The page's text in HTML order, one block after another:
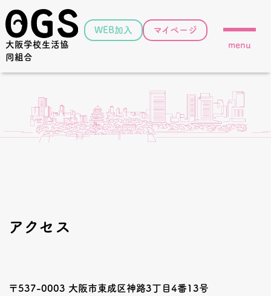
大阪学校生活協
同組合
WEB加入
マイページ
menu
アクセス
〒537-0003 大阪市東成区神路3丁目4番13号